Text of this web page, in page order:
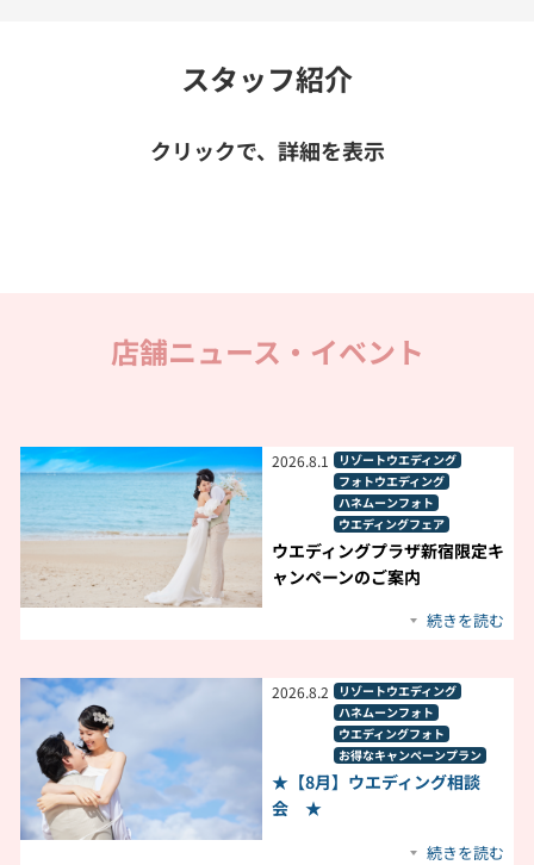
スタッフ紹介
クリックで、詳細を表示
店舗ニュース・イベント
2026.8.1
リゾートウエディング
フォトウエディング
ハネムーンフォト
ウエディングフェア
ウエディングプラザ新宿限定キ
ャンペーンのご案内
続きを読む
2026.8.2
リゾートウエディング
ハネムーンフォト
ウエディングフォト
お得なキャンペーンプラン
★【8月】ウエディング相談
会 ★
続きを読む